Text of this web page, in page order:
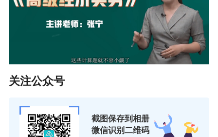
承诺情形或不符合报名条件的，均会给予报名无
效、成绩无效或证书无效的处理，请务必诚信报
报考人员可登录中国人事考试网（www.cpta.co
m.cn）进行网上报名。报名信息填报时间：2026
2026年3月30日9:00－4月10日17:00。
（一）注册
关注公众号
截图保存到相册
微信识别二维码